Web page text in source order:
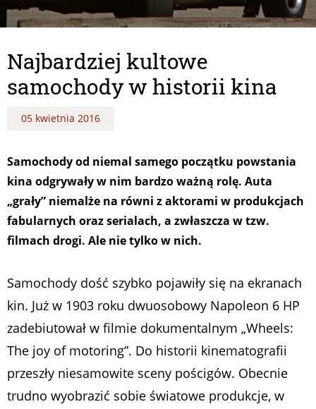
Najbardziej kultowe
samochody w historii kina
05 kwietnia 2016
Samochody od niemal samego początku powstania
kina odgrywały w nim bardzo ważną rolę. Auta
„grały” niemalże na równi z aktorami w produkcjach
fabularnych oraz serialach, a zwłaszcza w tzw.
filmach drogi. Ale nie tylko w nich.
Samochody dość szybko pojawiły się na ekranach
kin. Już w 1903 roku dwuosobowy Napoleon 6 HP
zadebiutował w filmie dokumentalnym „Wheels:
The joy of motoring”. Do historii kinematografii
przeszły niesamowite sceny pościgów. Obecnie
trudno wyobrazić sobie światowe produkcje, w